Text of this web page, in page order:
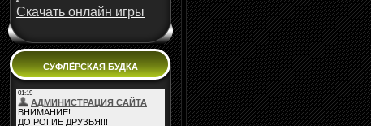
Скачать онлайн игры
СУФЛЁРСКАЯ БУДКА